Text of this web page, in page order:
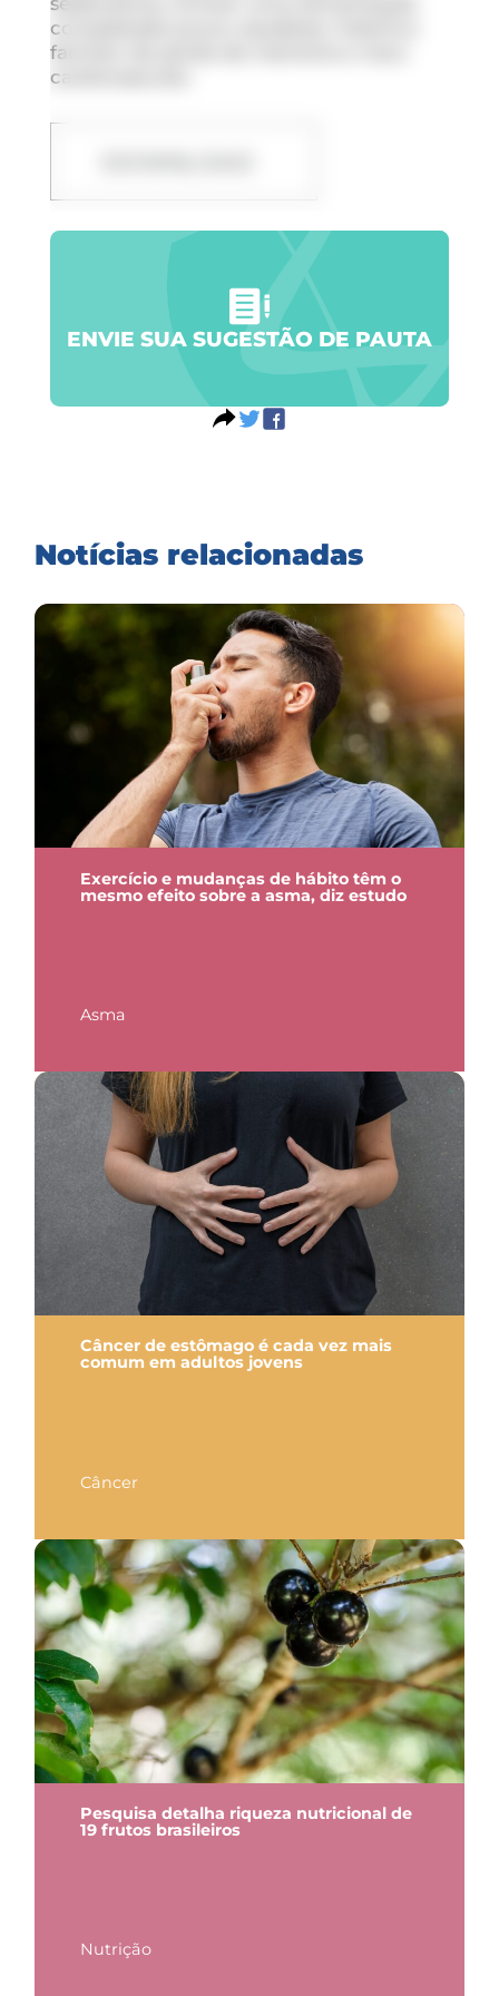
considerada pouco saudável, histórico
familiar de perda de memória e risco
cardiovascular.
ENVIE SUA SUGESTÃO DE PAUTA
Notícias relacionadas
Exercício e mudanças de hábito têm o
mesmo efeito sobre a asma, diz estudo
Asma
Câncer de estômago é cada vez mais
comum em adultos jovens
Câncer
Pesquisa detalha riqueza nutricional de
19 frutos brasileiros
Nutrição